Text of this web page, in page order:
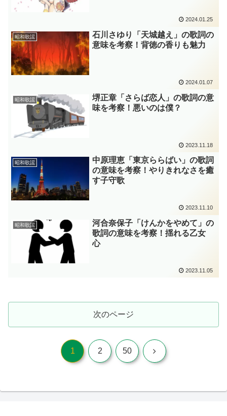
2024.01.25
昭和歌謡
石川さゆり「天城越え」の歌詞の
意味を考察！背徳の香りも魅力
2024.01.07
昭和歌謡
堺正章「さらば恋人」の歌詞の意
味を考察！悪いのは僕？
2023.11.18
昭和歌謡
中原理恵「東京ららばい」の歌詞
の意味を考察！やりきれなさを癒
す子守歌
2023.11.10
昭和歌謡
河合奈保子「けんかをやめて」の
歌詞の意味を考察！揺れる乙女
心
2023.11.05
次のページ
1 2 50 次